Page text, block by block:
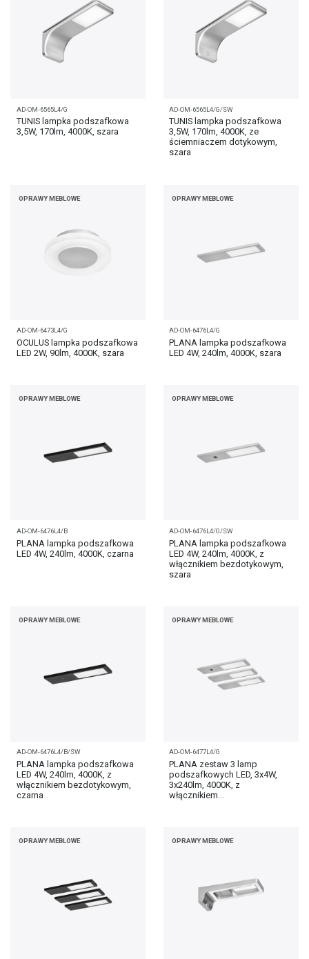
AD-OM-6565L4/G
TUNIS lampka podszafkowa
3,5W, 170lm, 4000K, szara
AD-OM-6565L4/G/SW
TUNIS lampka podszafkowa
3,5W, 170lm, 4000K, ze
ściemniaczem dotykowym,
szara
OPRAWY MEBLOWE
AD-OM-6473L4/G
OCULUS lampka podszafkowa
LED 2W, 90lm, 4000K, szara
OPRAWY MEBLOWE
AD-OM-6476L4/G
PLANA lampka podszafkowa
LED 4W, 240lm, 4000K, szara
OPRAWY MEBLOWE
AD-OM-6476L4/B
PLANA lampka podszafkowa
LED 4W, 240lm, 4000K, czarna
OPRAWY MEBLOWE
AD-OM-6476L4/G/SW
PLANA lampka podszafkowa
LED 4W, 240lm, 4000K, z
włącznikiem bezdotykowym,
szara
OPRAWY MEBLOWE
AD-OM-6476L4/B/SW
PLANA lampka podszafkowa
LED 4W, 240lm, 4000K, z
włącznikiem bezdotykowym,
czarna
OPRAWY MEBLOWE
AD-OM-6477L4/G
PLANA zestaw 3 lamp
podszafkowych LED, 3x4W,
3x240lm, 4000K, z
włącznikiem...
OPRAWY MEBLOWE OPRAWY MEBLOWE